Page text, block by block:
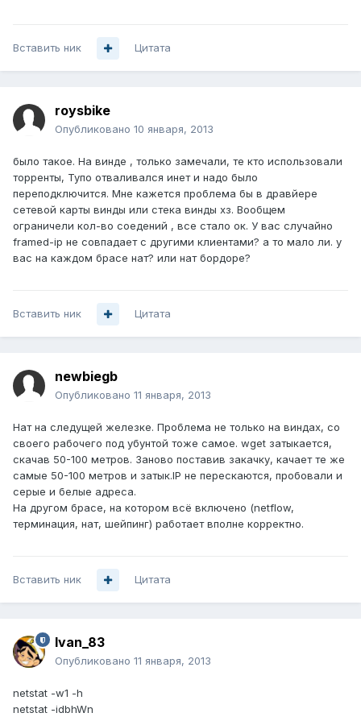
Вставить ник Цитата
roysbike
Опубликовано 10 января, 2013
было такое. На винде , только замечали, те кто использовали
торренты, Тупо отваливался инет и надо было
переподключится. Мне кажется проблема бы в дравйере
сетевой карты винды или стека винды хз. Вообщем
ограничели кол-во соедений , все стало ок. У вас случайно
framed-ip не совпадает с другими клиентами? а то мало ли. у
вас на каждом брасе нат? или нат бордоре?
Вставить ник Цитата
newbiegb
Опубликовано 11 января, 2013
Нат на следущей железке. Проблема не только на виндах, со
своего рабочего под убунтой тоже самое. wget затыкается,
скачав 50-100 метров. Заново поставив закачку, качает те же
самые 50-100 метров и затык.IP не перескаются, пробовали и
серые и белые адреса.
На другом брасе, на котором всё включено (netflow,
терминация, нат, шейпинг) работает вполне корректно.
Вставить ник Цитата
Ivan_83
Опубликовано 11 января, 2013
netstat -w1 -h
netstat -idbhWn